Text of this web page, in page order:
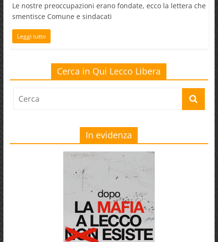
Le nostre preoccupazioni erano fondate, ecco la lettera che
smentisce Comune e sindacati
Leggi tutto
Cerca in Qui Lecco Libera
In evidenza